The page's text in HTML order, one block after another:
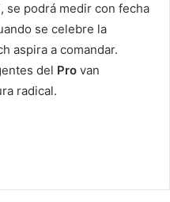
se podrá medir con fecha
se celebre la
aspira a comandar.
del Pro van
radical.